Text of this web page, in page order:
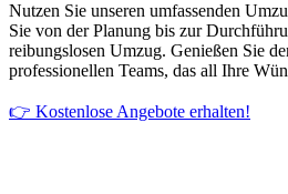
Nutzen Sie unseren umfassenden
Sie von der Planung bis zur
reibungslosen Umzug. Genießen Sie
professionellen Teams, das all Ihre
👉 Kostenlose Angebote erhalten!